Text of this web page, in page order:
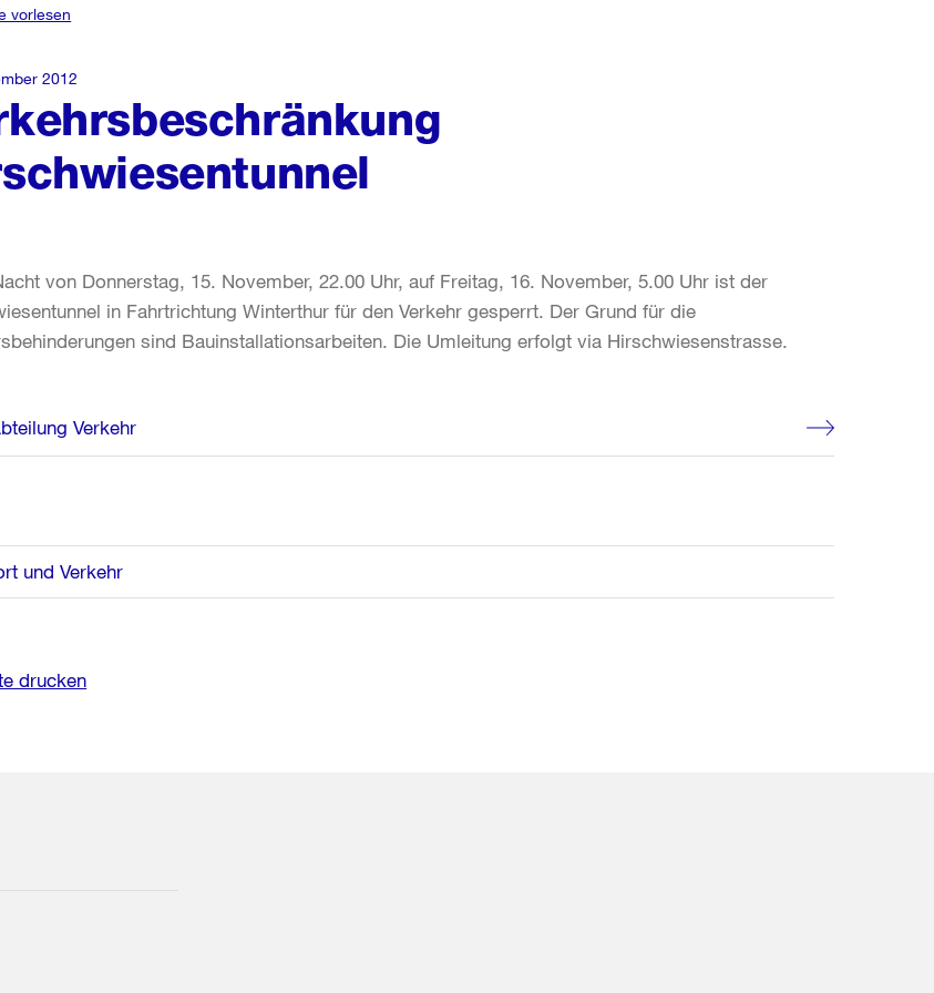
vorlesen
2012
von Donnerstag, 15. November, 22.00 Uhr, auf Freitag, 16. November, 5.00 Uhr ist der
in Fahrtrichtung Winterthur für den Verkehr gesperrt. Der Grund für die
sind Bauinstallationsarbeiten. Die Umleitung erfolgt via Hirschwiesenstrasse.
Verkehr
und Verkehr
drucken